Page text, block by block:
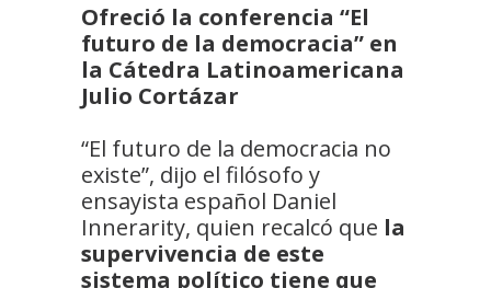
Ofreció la conferencia “El
futuro de la democracia” en
la Cátedra Latinoamericana
Julio Cortázar
“El futuro de la democracia no
existe”, dijo el filósofo y
ensayista español Daniel
Innerarity, quien recalcó que la
supervivencia de este
sistema político tiene que